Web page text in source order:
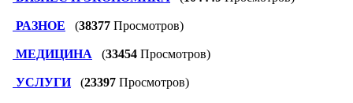
РАЗНОЕ (38377 Просмотров)
МЕДИЦИНА (33454 Просмотров)
УСЛУГИ (23397 Просмотров)